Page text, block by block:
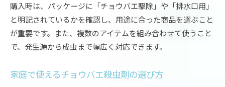
購入時は、パッケージに「チョウバエ駆除」や「排水口用」
と明記されているかを確認し、用途に合った商品を選ぶこと
が重要です。また、複数のアイテムを組み合わせて使うこと
で、発生源から成虫まで幅広く対応できます。
家庭で使えるチョウバエ殺虫剤の選び方